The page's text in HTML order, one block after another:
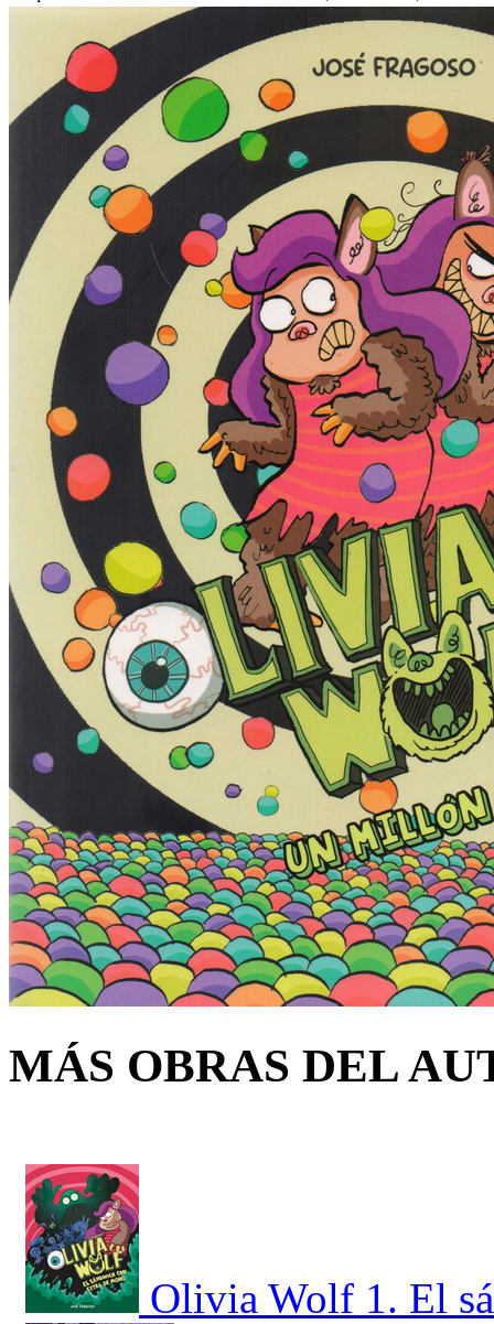
MÁS OBRAS DEL
Olivia Wolf 1. El